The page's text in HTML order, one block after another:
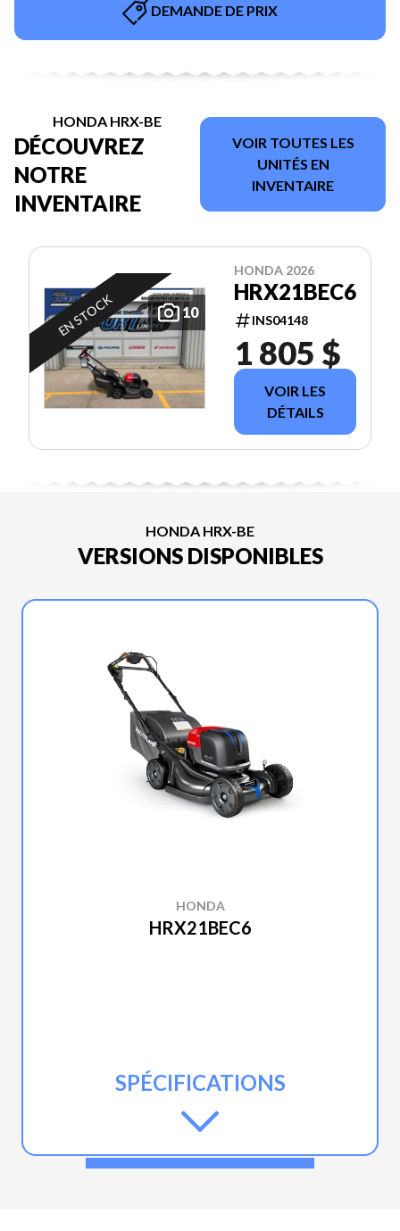
DEMANDE DE PRIX
HONDA HRX-BE
DÉCOUVREZ
NOTRE
INVENTAIRE
VOIR TOUTES LES
UNITÉS EN
INVENTAIRE
10
EN STOCK
HONDA 2026
HRX21BEC6
INS04148
1 805 $
VOIR LES
DÉTAILS
HONDA HRX-BE
VERSIONS DISPONIBLES
HONDA
HRX21BEC6
SPÉCIFICATIONS